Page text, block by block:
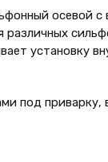
осевой
установку
под